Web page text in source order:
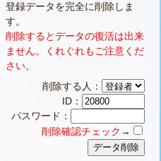
登録データを完全に削除しま
す。
削除するとデータの復活は出来
ません。くれぐれもご注意くだ
さい。
削除する人：
ID：
パスワード：
削除確認チェック →